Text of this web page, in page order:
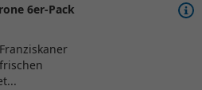
6er-Pack